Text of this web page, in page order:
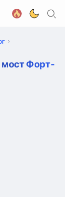
мост Форт-